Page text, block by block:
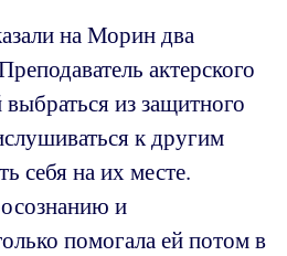
на Морин два
актерского
из защитного
к другим
себя на их месте.
и
помогала ей потом в